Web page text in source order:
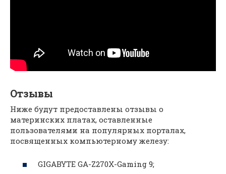
Отзывы
Ниже будут предоставлены отзывы о
материнских платах, оставленные
пользователями на популярных порталах,
посвященных компьютерному железу:
GIGABYTE GA-Z270X-Gaming 9;